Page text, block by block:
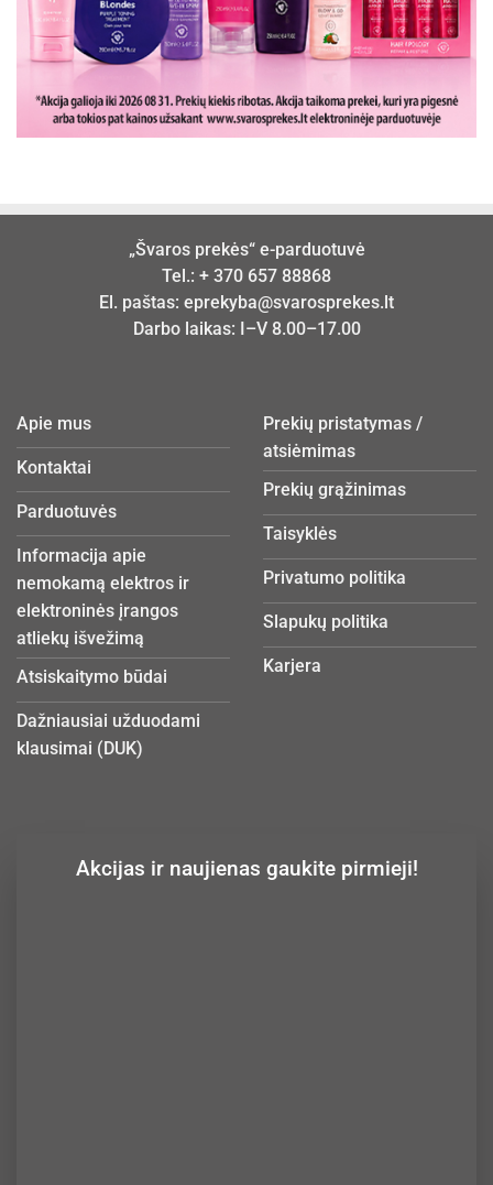
„Švaros prekės“ e-parduotuvė
Tel.: + 370 657 88868
El. paštas: eprekyba@svarosprekes.lt
Darbo laikas: I–V 8.00–17.00
Apie mus
Kontaktai
Parduotuvės
Informacija apie
nemokamą elektros ir
elektroninės įrangos
atliekų išvežimą
Atsiskaitymo būdai
Dažniausiai užduodami
klausimai (DUK)
Prekių pristatymas /
atsiėmimas
Prekių grąžinimas
Taisyklės
Privatumo politika
Slapukų politika
Karjera
Akcijas ir naujienas gaukite pirmieji!